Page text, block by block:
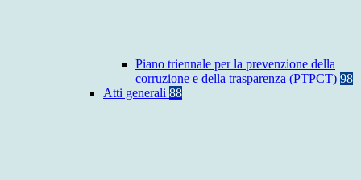
Piano triennale per la prevenzione della
corruzione e della trasparenza (PTPCT) 98
Atti generali 88